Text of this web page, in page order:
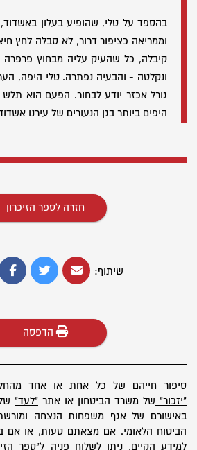
בהספד על טלי, שהופיע בעלון
וממריאה כציפור דרור, לא סבלה לחץ
קיבלה, כל שהעיק עליה מבחוץ
ונקלטה - והבעיה נפתרה. טלי היפה,
גורל אכזר יודע לבחור. הפעם הוא תלש
היפים ביותר בגן הנעורים של עירנו
חזרה לספר הזיכרון
שיתוף:
הדפסה
סיפור חייהם של כל אחת או אחד
"יזכור" של משרד הביטחון או אתר "לעד"
באישורם של אגף משפחות הנצחה
הביטוח הלאומי. אם מצאתם טעות, או אם
למידע הקיים, ניתן לשלוח פניה ל"ספר